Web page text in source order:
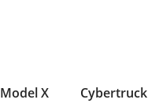
Model X Cybertruck